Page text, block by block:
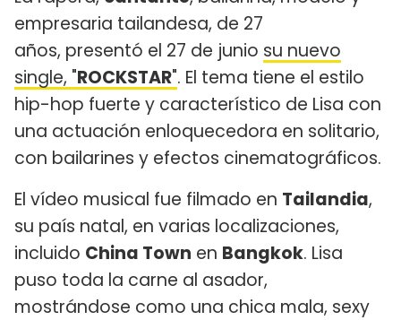
empresaria tailandesa, de 27
años, presentó el 27 de junio su nuevo
single, "ROCKSTAR". El tema tiene el estilo
hip-hop fuerte y característico de Lisa con
una actuación enloquecedora en solitario,
con bailarines y efectos cinematográficos.
El vídeo musical fue filmado en Tailandia,
su país natal, en varias localizaciones,
incluido China Town en Bangkok. Lisa
puso toda la carne al asador,
mostrándose como una chica mala, sexy